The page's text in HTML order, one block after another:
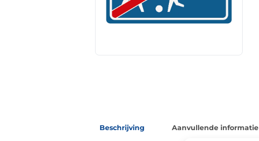
Beschrijving Aanvullende informatie